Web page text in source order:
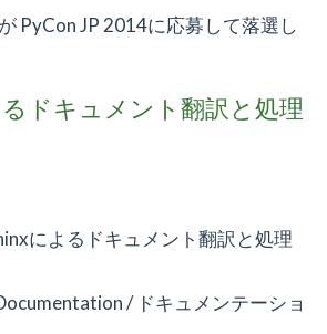
PyCon JP 2014に応募して落選し
ドキュメント翻訳と処理
によるドキュメント翻訳と処理
/ ドキュメンテーショ